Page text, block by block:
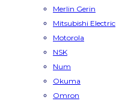
Merlin Gerin
Mitsubishi Electric
Motorola
NSK
Num
Okuma
Omron